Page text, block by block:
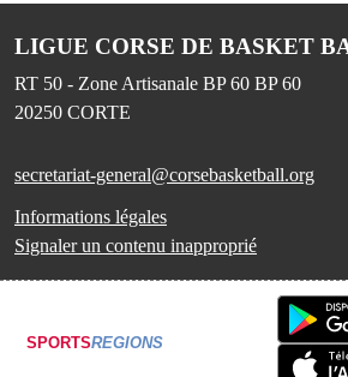
LIGUE CORSE DE BASKET
RT 50 - Zone Artisanale BP 60 BP 60
20250 CORTE
secretariat-general@corsebasketball.org
Informations légales
Signaler un contenu inapproprié
SPORTSREGIONS